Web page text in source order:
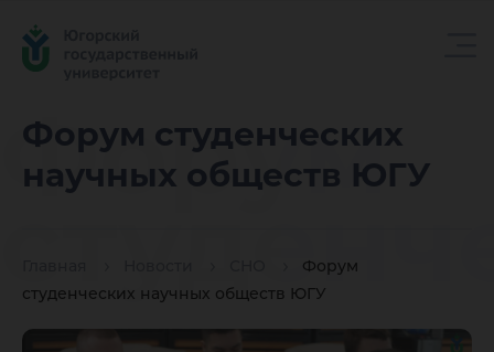
Форум студенческих
научных обществ ЮГУ
Форум
студенческих научных обществ ЮГУ
Форум